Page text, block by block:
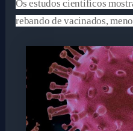
Os estudos científicos
rebando de vacinados,